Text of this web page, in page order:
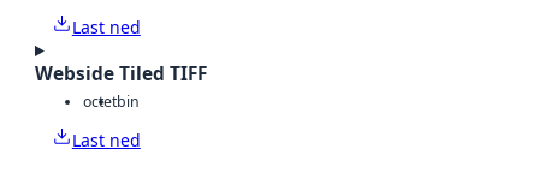
Last ned
Webside Tiled TIFF
octetbin
Last ned